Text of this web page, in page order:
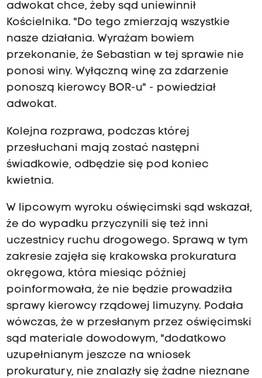
adwokat chce, żeby sąd uniewinnił
Kościelnika. "Do tego zmierzają wszystkie
nasze działania. Wyrażam bowiem
przekonanie, że Sebastian w tej sprawie nie
ponosi winy. Wyłączną winę za zdarzenie
ponoszą kierowcy BOR-u" - powiedział
adwokat.
Kolejna rozprawa, podczas której
przesłuchani mają zostać następni
świadkowie, odbędzie się pod koniec
kwietnia.
W lipcowym wyroku oświęcimski sąd wskazał,
że do wypadku przyczynili się też inni
uczestnicy ruchu drogowego. Sprawą w tym
zakresie zajęła się krakowska prokuratura
okręgowa, która miesiąc później
poinformowała, że nie będzie prowadziła
sprawy kierowcy rządowej limuzyny. Podała
wówczas, że w przesłanym przez oświęcimski
sąd materiale dowodowym, "dodatkowo
uzupełnianym jeszcze na wniosek
prokuratury, nie znalazły się żadne nieznane